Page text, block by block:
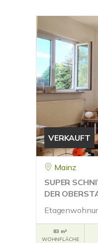
VERKAUFT
Mainz
SUPER
DER
83 m²
WOHNFLÄCHE